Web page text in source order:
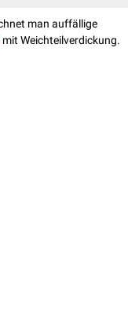
man auffällige
mit Weichteilverdickung.